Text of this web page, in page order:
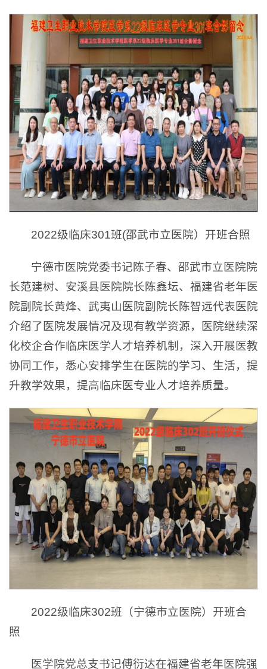
2022级临床301班(邵武市立医院）开班合照
宁德市医院党委书记陈子春、邵武市立医院院
长范建树、安溪县医院院长陈鑫坛、福建省老年医
院副院长黄烽、武夷山医院副院长陈智远代表医院
介绍了医院发展情况及现有教学资源，医院继续深
化校企合作临床医学人才培养机制，深入开展医教
协同工作，悉心安排学生在医院的学习、生活，提
升教学效果，提高临床医专业人才培养质量。
2022级临床302班（宁德市立医院）开班合
照
医学院党总支书记傅衍达在福建省老年医院强